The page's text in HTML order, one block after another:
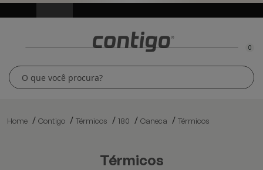
0
Home Contigo Térmicos 180 Caneca Térmicos
térmicos